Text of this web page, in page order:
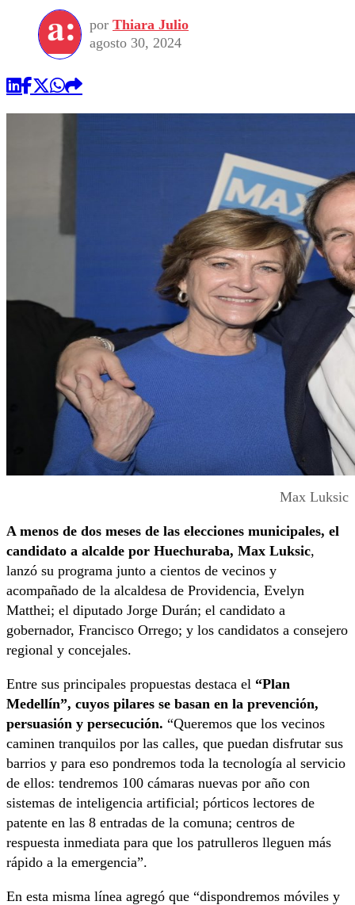
por Thiara Julio
agosto 30, 2024
Max Luksic
A menos de dos meses de las elecciones municipales, el
candidato a alcalde por Huechuraba, Max Luksic,
lanzó su programa junto a cientos de vecinos y
acompañado de la alcaldesa de Providencia, Evelyn
Matthei; el diputado Jorge Durán; el candidato a
gobernador, Francisco Orrego; y los candidatos a consejero
regional y concejales.
Entre sus principales propuestas destaca el “Plan
Medellín”, cuyos pilares se basan en la prevención,
persuasión y persecución. “Queremos que los vecinos
caminen tranquilos por las calles, que puedan disfrutar sus
barrios y para eso pondremos toda la tecnología al servicio
de ellos: tendremos 100 cámaras nuevas por año con
sistemas de inteligencia artificial; pórticos lectores de
patente en las 8 entradas de la comuna; centros de
respuesta inmediata para que los patrulleros lleguen más
rápido a la emergencia”.
En esta misma línea agregó que “dispondremos móviles y